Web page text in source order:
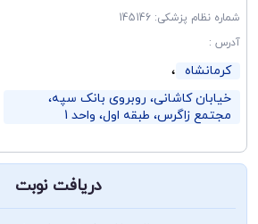
شماره نظام پزشکی: 145146
آدرس :
کرمانشاه ،
خیابان کاشانی، روبروی بانک سپه،
مجتمع زاگرس، طبقه اول، واحد 1
دریافت نوبت